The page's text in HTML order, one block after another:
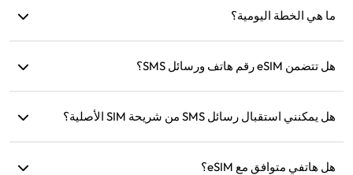
السفر.
ما هي الخطة اليومية؟
الساعة 9 صباحًا في اليوم التالي. إذا استنفدت البيانات اليومية،هل تتضمن eSIM رقم هاتف ورسائل SMS؟
WhatsApp للتواصل.
هل يمكنني استقبال رسائل SMS من شريحة SIM الأصلية؟
الوقت لاستقبال الرسائل النصية مثل إشعارات بطاقات الائتمان
هل هاتفي متوافق مع eSIM؟